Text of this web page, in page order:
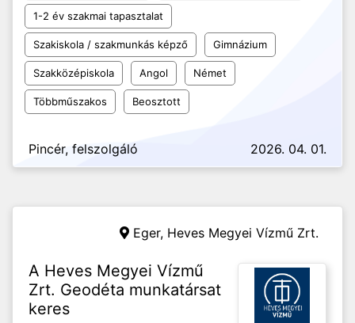
1-2 év szakmai tapasztalat
Szakiskola / szakmunkás képző Gimnázium
Szakközépiskola Angol Német
Többműszakos Beosztott
Pincér, felszolgáló 2026. 04. 01.
Eger, Heves Megyei Vízmű Zrt.
A Heves Megyei Vízmű
Zrt. Geodéta munkatársat
keres